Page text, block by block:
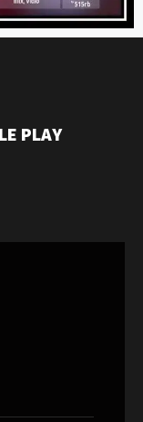
PLAY